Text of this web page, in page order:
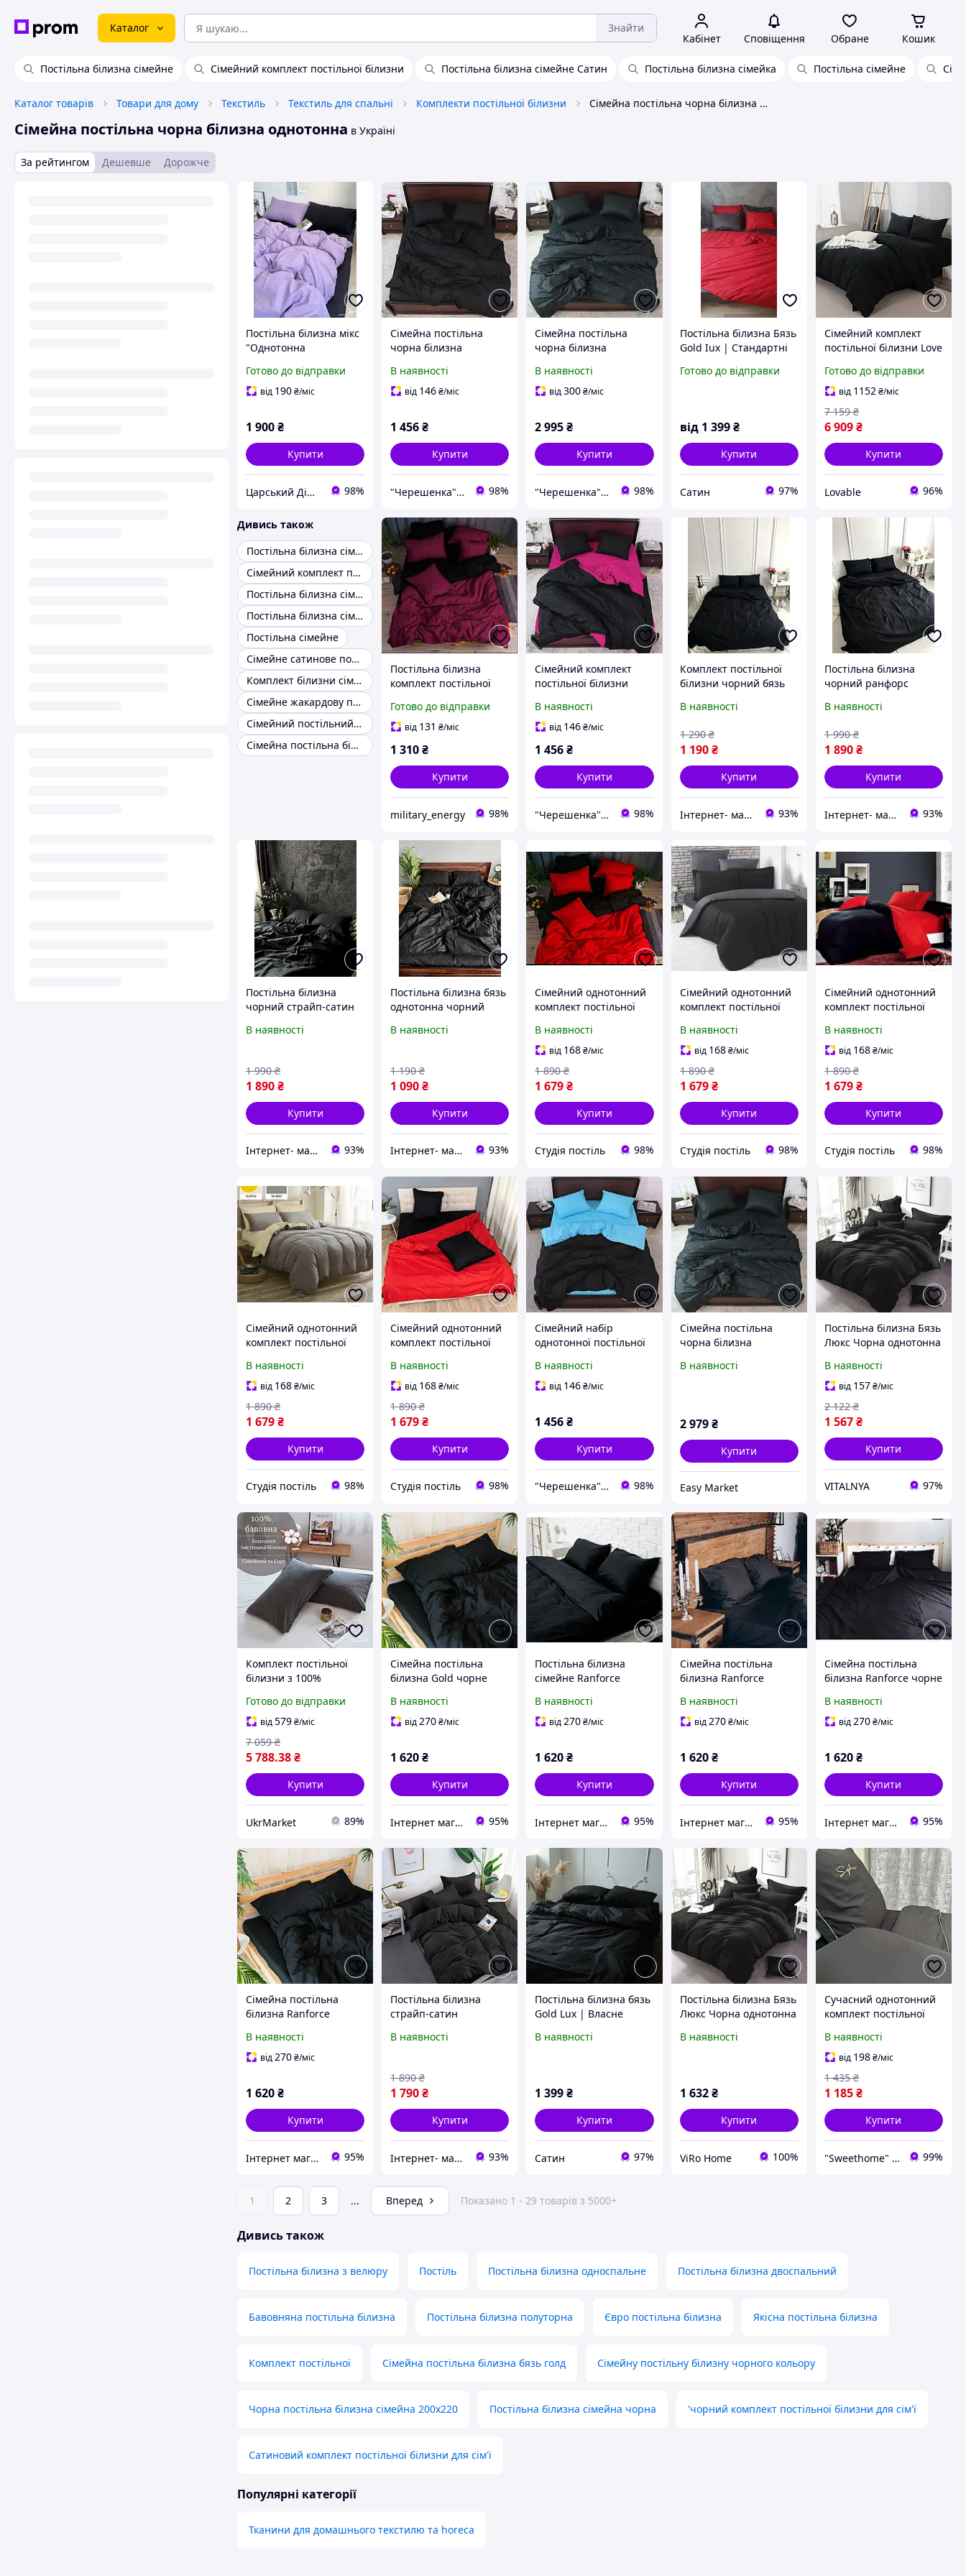
Каталог Знайти
Кабінет Сповіщення Обране Кошик
Постільна білизна сімейне Сімейний комплект постільної білизни Постільна білизна сімейне Сатин Постільна білизна сімейка Постільна сімейне
Каталог товарів Товари для дому Текстиль Текстиль для спальні Комплекти постільної білизни Сімейна постільна чорна білизна однотонна
Сімейна постільна чорна білизна однотонна в Україні
За рейтингом Дешевше Дорожче
Постільна білизна мікс
"Однотонна
Lux" Туреччина
Сімейний
Готово до відправки
від 190₴/міс
1 900₴
Купити
Царський Дім -виробник постільної білизни із натуральних тканин 98%
Сімейна постільна
чорна білизна
Бязі Gold з двома
підковдрами,
В наявності
від 146₴/міс
1 456₴
Купити
"Черешенка" интернет-магазин оптово-розничной торговли 98%
Сімейна постільна
чорна білизна
сатину 100%
бавовняна,
В наявності
від300₴/міс
2 995₴
Купити
"Черешенка" интернет-магазин оптово-розничной торговли 98%
Постільна білизна Бязь
Gold Iux | Стандартні
індивідуальний пошив
сімейний
Готово до відправки
від 1 399 ₴
Купити
Сатин 97%
Сімейний комплект
постільної білизни Love
Чорний, постіль
однотонна на
блискавці
Готово до відправки
від 1152₴/міс
6 909₴
7 159 ₴
Купити
Lovable 96%
Дивись також
Постільна білизна сімейне
Сімейний комплект постільної білизни
Постільна білизна сімейне Сатин
Постільна білизна сімейка
Постільна сімейне
Сімейне сатинове постільна білизна
Комплект білизни сімейний
Сімейне жакардову постільну білизну
Сімейний постільний комплект бязь
Сімейна постільна білизна біле
Постільна білизна
комплект постільної
GOLD Чорно-бордовий
однотонний
Готово до відправки
від 131 ₴/міс
1 310₴
Купити
military_energy 98%
Сімейний комплект
постільної білизни
двоколірний чорний з
яскраво-рожевим із
підковдрами,
Черешенька
В наявності
від 146₴/міс
1 456₴
Купити
"Черешенка" интернет-магазин оптово-розничной торговли 98%
Комплект постільної
білизни чорний бязь
(1,5,двоспальний,євро,
В наявності
1 190 ₴
1 290 ₴
Купити
Інтернет- магазин "LunaShop" 93%
Постільна білизна
чорний ранфорс
(полуторний,
сімейний)
В наявності
1 890₴
1 990 ₴
Купити
Інтернет- магазин "LunaShop" 93%
Постільна білизна
чорний страйп-сатин
(полуторний,
В наявності
1 890₴
1 990 ₴
Купити
Інтернет- магазин "LunaShop" 93%
Постільна білизна бязь
однотонна чорний
двоспальний, євро,
В наявності
1 090₴
1 190 ₴
Купити
Інтернет- магазин "LunaShop" 93%
Сімейний однотонний
комплект постільної
чорний", бязь голд
люкс "Віталіна"
В наявності
від 168₴/міс
1 679₴
1 890 ₴
Купити
Студія постіль 98%
Сімейний однотонний
комплект постільної
чорний, графітовий",
бязь голд люкс
В наявності
від 168 ₴/міс
1 679 ₴
1 890 ₴
Купити
Студія постіль 98%
Сімейний однотонний
комплект постільної
чорний", бязь голд
люкс "Віталіна"
В наявності
від 168₴/міс
1 679₴
1 890 ₴
Купити
Студія постіль 98%
Сімейний однотонний
комплект постільної
чорний ", б'зь голд
люкс "Віталіна"
В наявності
від 168₴/міс
1 679₴
1 890 ₴
Купити
Студія постіль 98%
Сімейний однотонний
комплект постільної
чорний", бязь голд
люкс "Віталіна"
В наявності
від 168₴/міс
1 679₴
1 890 ₴
Купити
Студія постіль 98%
Сімейний набір
однотонної постільної
№155532AB
Черешенька
В наявності
від 146₴/міс
1 456₴
Купити
"Черешенка" интернет-магазин оптово-розничной торговли 98%
Сімейна постільна
чорна білизна
сатину 100%
В наявності
2 979 ₴
Купити
Easy Market
Постільна білизна Бязь
Люкс Чорна однотонна
резинці
В наявності
від 157₴/міс
1 567₴
2 122 ₴
Купити
VITALNYA 97%
Комплект постільної
білизни з 100%
однотонне
антрацитно-біле "Love
You". Для сімейного
використання. UM1
Готово до відправки
від579₴/міс
5 788.38₴
7 059 ₴
Купити
UkrMarket 89%
Сімейна постільна
білизна Gold чорне
В наявності
від270₴/міс
1 620₴
Купити
Інтернет магазин GRAND-TREND 95%
Постільна білизна
сімейне Ranforce
однотонне
В наявності
від270₴/міс
1 620₴
Купити
Інтернет магазин GRAND-TREND 95%
Сімейна постільна
білизна Ranforce
В наявності
від270 ₴/міс
1 620 ₴
Купити
Інтернет магазин GRAND-TREND 95%
Сімейна постільна
білизна Ranforce чорне
В наявності
від270₴/міс
1 620₴
Купити
Інтернет магазин GRAND-TREND 95%
Сімейна постільна
білизна Ranforce
В наявності
від270₴/міс
1 620₴
Купити
Інтернет магазин GRAND-TREND 95%
Постільна білизна
страйп-сатин
(полуторний,
сімейний)
В наявності
1 790₴
1 890 ₴
Купити
Інтернет- магазин "LunaShop" 93%
Постільна білизна бязь
Gold Lux | Власне
розміру / однотонна
В наявності
1 399₴
Купити
Сатин 97%
Постільна білизна Бязь
Люкс Чорна однотонна
резинці
В наявності
1 632 ₴
Купити
ViRo Home 100%
Сучасний однотонний
комплект постільної
сімейного розміру
чорного кольору
В наявності
від 198₴/міс
1 185₴
1 435 ₴
Купити
"Sweethome" Товари для дому 99%
1 2 3 ... Вперед Показано 1 - 29 товарів з 5000+
Дивись також
Постільна білизна з велюру Постіль Постільна білизна односпальне Постільна білизна двоспальний
Бавовняна постільна білизна Постільна білизна полуторна Євро постільна білизна Якісна постільна білизна
Комплект постільної Сімейна постільна білизна бязь голд Сімейну постільну білизну чорного кольору
Чорна постільна білизна сімейна 200х220 Постільна білизна сімейна чорна 'чорний комплект постільної білизни для сім'ї
Сатиновий комплект постільної білизни для сім'ї
Популярні категорії
Тканини для домашнього текстилю та horeca